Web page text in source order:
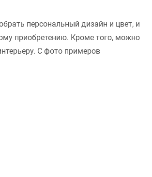
персональный дизайн и цвет, и
приобретению. Кроме того, можно
С фото примеров